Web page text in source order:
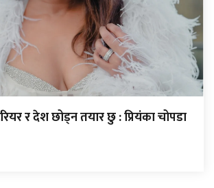
र देश छोड्न तयार छु : प्रियंका चोपडा